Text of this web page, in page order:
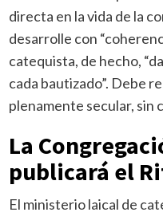
directa en la vida de la
desarrolle con
catequista, de hecho,
cada bautizado”. Debe
plenamente secular, sin
La
publicará el
El ministerio laical de